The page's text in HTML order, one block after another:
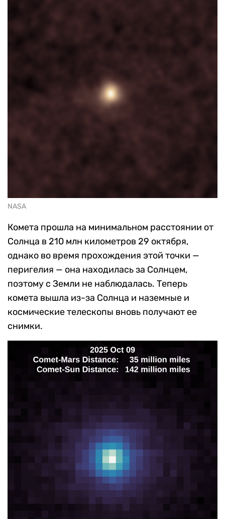
NASA
Комета прошла на минимальном расстоянии от
Солнца в 210 млн километров 29 октября,
однако во время прохождения этой точки —
перигелия — она находилась за Солнцем,
поэтому с Земли не наблюдалась. Теперь
комета вышла из-за Солнца и наземные и
космические телескопы вновь получают ее
снимки.